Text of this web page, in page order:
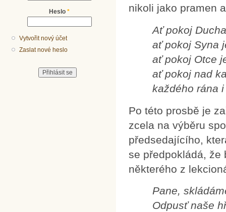
Heslo *
Vytvořit nový účet
Zaslat nové heslo
nikoli jako pramen
Ať pokoj
ať pokoj Syna
ať pokoj Otce
ať pokoj nad
každého rána
Po této prosbě je
zcela na výběru
předsedajícího,
se předpokládá, že
některého z
Pane,
Odpusť naše